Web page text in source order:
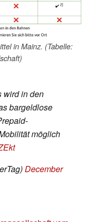
in Mainz. (Tabelle:
wird in den
bargeldlose
möglich
December